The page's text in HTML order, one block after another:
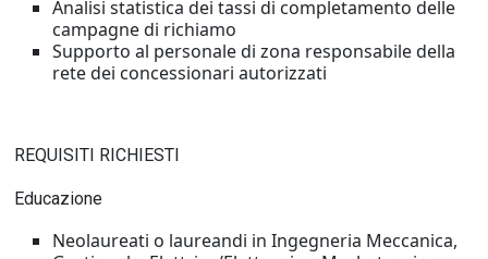
Analisi statistica dei tassi di completamento delle
campagne di richiamo
Supporto al personale di zona responsabile della
rete dei concessionari autorizzati
REQUISITI RICHIESTI
Educazione
Neolaureati o laureandi in Ingegneria Meccanica,